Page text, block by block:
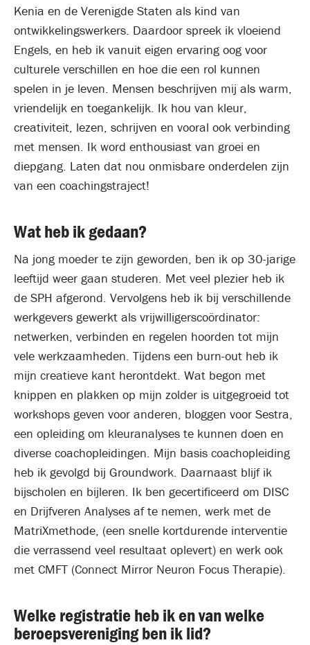
Kenia en de Verenigde Staten als kind van
ontwikkelingswerkers. Daardoor spreek ik vloeiend
Engels, en heb ik vanuit eigen ervaring oog voor
culturele verschillen en hoe die een rol kunnen
spelen in je leven. Mensen beschrijven mij als warm,
vriendelijk en toegankelijk. Ik hou van kleur,
creativiteit, lezen, schrijven en vooral ook verbinding
met mensen. Ik word enthousiast van groei en
diepgang. Laten dat nou onmisbare onderdelen zijn
van een coachingstraject!
Wat heb ik gedaan?
Na jong moeder te zijn geworden, ben ik op 30-jarige
leeftijd weer gaan studeren. Met veel plezier heb ik
de SPH afgerond. Vervolgens heb ik bij verschillende
werkgevers gewerkt als vrijwilligerscoördinator:
netwerken, verbinden en regelen hoorden tot mijn
vele werkzaamheden. Tijdens een burn-out heb ik
mijn creatieve kant herontdekt. Wat begon met
knippen en plakken op mijn zolder is uitgegroeid tot
workshops geven voor anderen, bloggen voor Sestra,
een opleiding om kleuranalyses te kunnen doen en
diverse coachopleidingen. Mijn basis coachopleiding
heb ik gevolgd bij Groundwork. Daarnaast blijf ik
bijscholen en bijleren. Ik ben gecertificeerd om DISC
en Drijfveren Analyses af te nemen, werk met de
MatriXmethode, (een snelle kortdurende interventie
die verrassend veel resultaat oplevert) en werk ook
met CMFT (Connect Mirror Neuron Focus Therapie).
Welke registratie heb ik en van welke
beroepsvereniging ben ik lid?